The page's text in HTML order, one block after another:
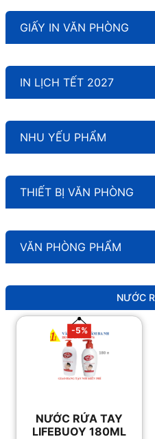
GIẤY IN VĂN PHÒNG
IN LỊCH TẾT 2027
NHU YẾU PHẨM
THIẾT BỊ VĂN PHÒNG
VĂN PHÒNG PHẨM
NƯỚC
-5%
NƯỚC RỬA TAY
LIFEBUOY 180ML